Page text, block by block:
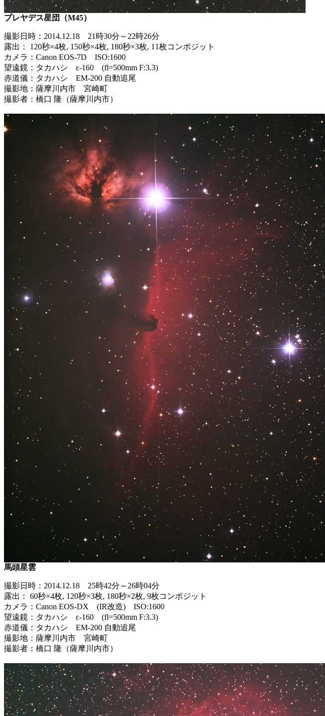
プレヤデス星団（M45）
撮影日時：2014.12.18 21時30分～22時26分
露出： 120秒×4枚, 150秒×4枚, 180秒×3枚, 11枚コンポジット
カメラ：Canon EOS-7D ISO:1600
望遠鏡：タカハシ ε-160 (fl=500mm F:3.3)
赤道儀：タカハシ EM-200 自動追尾
撮影地：薩摩川内市 宮崎町
撮影者：橋口 隆（薩摩川内市）
馬頭星雲
撮影日時：2014.12.18 25時42分～26時04分
露出： 60秒×4枚, 120秒×3枚, 180秒×2枚, 9枚コンポジット
カメラ：Canon EOS-DX (IR改造) ISO:1600
望遠鏡：タカハシ ε-160 (fl=500mm F:3.3)
赤道儀：タカハシ EM-200 自動追尾
撮影地：薩摩川内市 宮崎町
撮影者：橋口 隆（薩摩川内市）